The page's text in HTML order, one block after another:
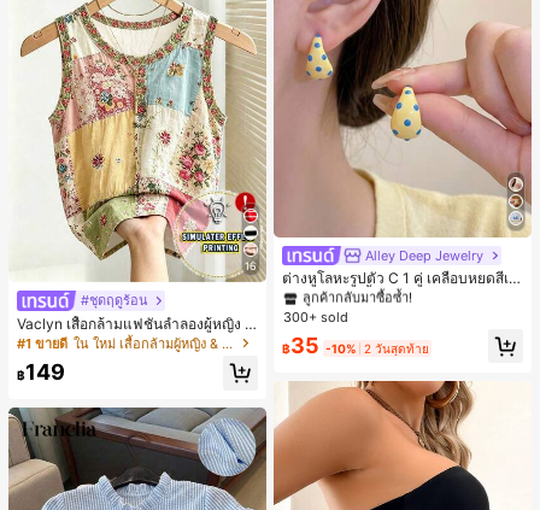
16
#ชุดฤดูร้อน
Vaclyn เสื้อกล้ามแฟชั่นลำลองผู้หญิง ล
ายแพตช์เวิร์ก แขนกุด คอกลม ติดกระดุ
#1 ขายดี ใน ใหม่ เสื้อกล้ามผู้หญิง & Camis
฿149
Alley Deep Jewelry
ต่างหูโลหะรูปตัว C 1 คู่ เคลือบหยดสีเห
ลือง ลายจุดสีน้ำเงิน สไตล์ยุโรปและอเม
ริกัน แฟชั่นส่วนตัว หวานและสง่างาม
ดินทาง งานแต่งงาน ปาร์ตี้ วันเกิด ของ
#1 ขายดี ใน โบโฮ ต่างหูผู้หญิง
ลูกค้ากลับมาซื้อซ้ำ!
เกือบหมดแล้ว!
#1 ขายดี ใน โบโฮ ต่างหูผู้หญิง
ลูกค้ากลับมาซื้อซ้ำ!
เกือบหมดแล้ว!
#1 ขายดี ใน โบโฮ ต่างหูผู้หญิง
ลูกค้ากลับมาซื้อซ้ำ!
เกือบหมดแล้ว!
#1 ขายดี
ใน โบโฮ ต่างหูผู้หญิง
เกือบหมดแล้ว!
300+ sold
฿35 -10% 2 วันสุดท้าย